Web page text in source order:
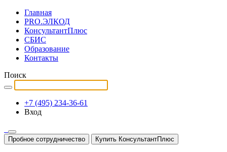
Главная
PRO.ЭЛКОД
КонсультантПлюс
СБИС
Образование
Контакты
Поиск
+7 (495) 234-36-61
Вход
Пробное сотрудничество Купить КонсультантПлюс